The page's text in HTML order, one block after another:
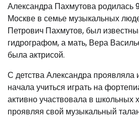
Александра Пахмутова родилась
Москве в семье музыкальных
Петрович Пахмутов, был
гидрографом, а мать, Вера
была актрисой.
С детства Александра проявляла
начала учиться играть на
активно участвовала в школьных
проявляя свой музыкальный